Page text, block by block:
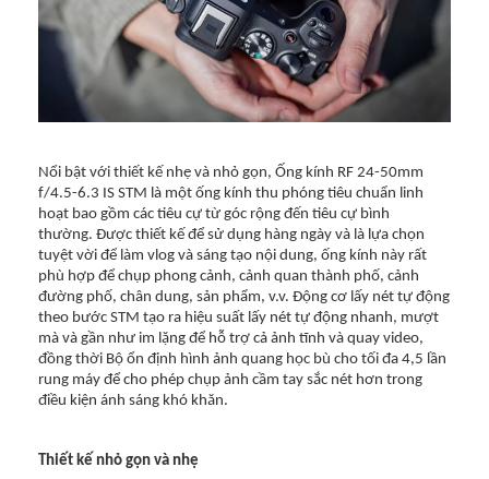
Nổi bật với thiết kế nhẹ và nhỏ gọn, Ống kính RF 24-50mm
f/4.5-6.3 IS STM là một ống kính thu phóng tiêu chuẩn linh
hoạt bao gồm các tiêu cự từ góc rộng đến tiêu cự bình
thường. Được thiết kế để sử dụng hàng ngày và là lựa chọn
tuyệt vời để làm vlog và sáng tạo nội dung, ống kính này rất
phù hợp để chụp phong cảnh, cảnh quan thành phố, cảnh
đường phố, chân dung, sản phẩm, v.v. Động cơ lấy nét tự động
theo bước STM tạo ra hiệu suất lấy nét tự động nhanh, mượt
mà và gần như im lặng để hỗ trợ cả ảnh tĩnh và quay video,
đồng thời Bộ ổn định hình ảnh quang học bù cho tối đa 4,5 lần
rung máy để cho phép chụp ảnh cầm tay sắc nét hơn trong
điều kiện ánh sáng khó khăn.
Thiết kế nhỏ gọn và nhẹ